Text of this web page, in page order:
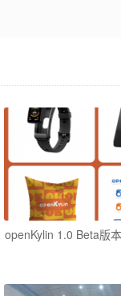
openKylin 1.0 Beta版本